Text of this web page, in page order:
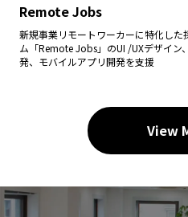
Remote Jobs
新規事業リモートワーカーに特化した
ム「Remote Jobs」のUI /UXデザイン
発、モバイルアプリ開発を支援
View